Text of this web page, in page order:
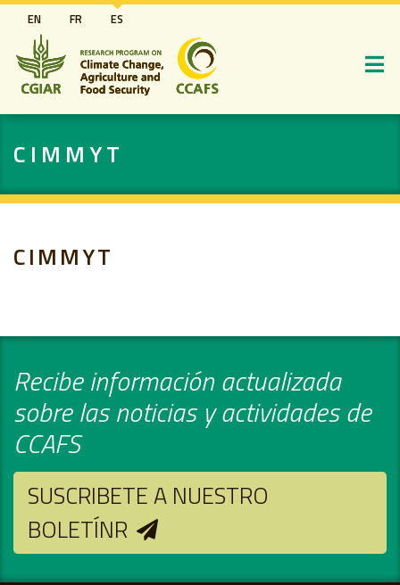
Pasar
al
contenido
principal
EN FR ES
CIMMYT
CIMMYT
Recibe información actualizada
sobre las noticias y actividades de
CCAFS
SUSCRIBETE A NUESTRO
BOLETÍNR